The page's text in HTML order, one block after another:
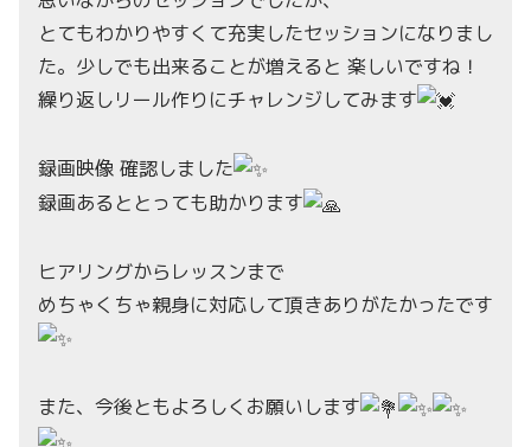
とてもわかりやすくて充実したセッションになりまし
た。少しでも出来ることが増えると 楽しいですね！
繰り返しリール作りにチャレンジしてみます
録画映像 確認しました
録画あるととっても助かります
ヒアリングからレッスンまで
めちゃくちゃ親身に対応して頂きありがたかったです
また、今後ともよろしくお願いします